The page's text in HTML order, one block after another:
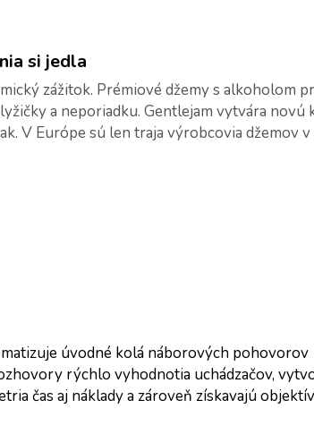
si jedla
zážitok. Prémiové džemy s alkoholom
a neporiadku. Gentlejam vytvára novú
V Európe sú len traja výrobcovia džemov
úvodné kolá náborových
rýchlo vyhodnotia uchádzačov,
čas aj náklady a zároveň získavajú